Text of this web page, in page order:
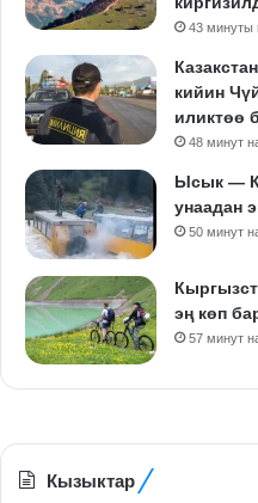
43 минуты
кийин
иликтөө
48 минут
Ысык —
унаадан
50 минут
эң көп
57 минут
Кызыктар